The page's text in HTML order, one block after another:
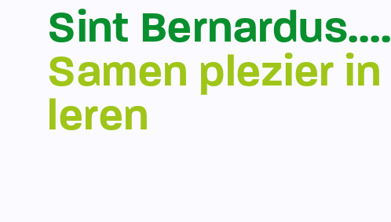
Sint Bernardus….
Samen plezier in
leren